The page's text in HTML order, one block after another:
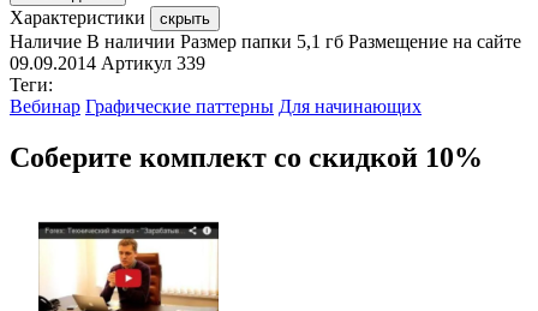
Характеристики скрыть
Наличие В наличии Размер папки 5,1 гб Размещение на сайте
09.09.2014 Артикул 339
Теги:
Вебинар Графические паттерны Для начинающих
Соберите комплект со скидкой 10%